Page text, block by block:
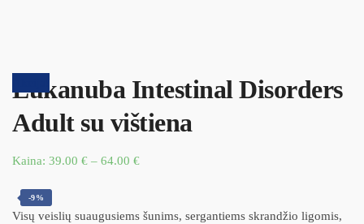
Eukanuba Intestinal Disorders
Adult su vištiena
Kaina: 39.00 € – 64.00 €
-9%
Visų veislių suaugusiems šunims, sergantiems skrandžio ligomis,